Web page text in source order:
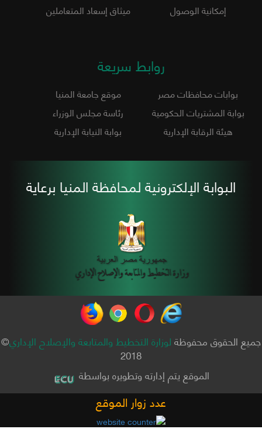
إمكانية الوصول
ميثاق إسعاد المتعاملين
روابط سريعة
بوابات محافظات مصر
موقع جامعة المنيا
بوابة المشتريات الحكومية
رئاسة مجلس الوزراء
هيئة الرقابة الإدارية
بوابة النيابة الإدارية
البوابة الإلكترونية لمحافظة المنيا برعاية
جميع الحقوق محفوظةلوزارة التخطيط والمتابعة والإصلاح الإداري©
2018
الموقع يتم إدارته وتطويره بواسطة
عدد زوار الموقع